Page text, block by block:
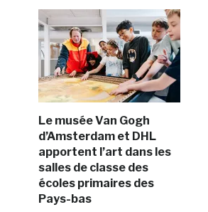
Le musée Van Gogh
d’Amsterdam et DHL
apportent l’art dans les
salles de classe des
écoles primaires des
Pays-bas